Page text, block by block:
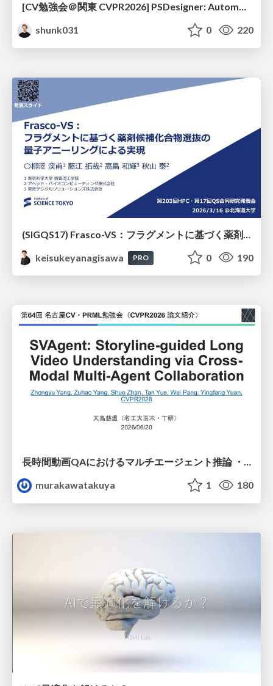
[CV勉強会＠関東 CVPR2026] PSDesigner: Automated Graphic Design with a Human-Like Creative Workflow / kantocv 67th CVPR 2026
shunk031
0 220
keisukeyanagisawa
PRO 0 190
長時間動画QAにおけるマルチエージェント推論 ・SVAgent: Storyline-Guided Long Video Understanding via Cross-Modal Multi-Agent Collaboration
murakawatakuya
1 180